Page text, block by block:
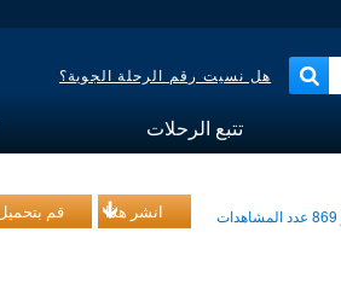
هل نسيت رقم الرحلة الجوية؟
تتبع الرحلات
قم انشر هذا 869عدد المشاهدات